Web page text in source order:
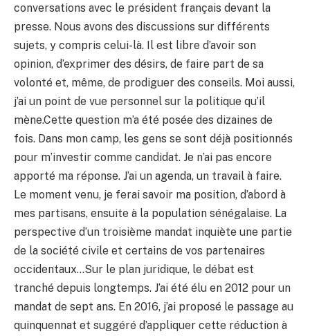
conversations avec le président français devant la
presse. Nous avons des discussions sur différents
sujets, y compris celui-là. Il est libre d’avoir son
opinion, d’exprimer des désirs, de faire part de sa
volonté et, même, de prodiguer des conseils. Moi aussi,
j’ai un point de vue personnel sur la politique qu’il
mène.Cette question m’a été posée des dizaines de
fois. Dans mon camp, les gens se sont déjà positionnés
pour m’investir comme candidat. Je n’ai pas encore
apporté ma réponse. J’ai un agenda, un travail à faire.
Le moment venu, je ferai savoir ma position, d’abord à
mes partisans, ensuite à la population sénégalaise. La
perspective d’un troisième mandat inquiète une partie
de la société civile et certains de vos partenaires
occidentaux…Sur le plan juridique, le débat est
tranché depuis longtemps. J’ai été élu en 2012 pour un
mandat de sept ans. En 2016, j’ai proposé le passage au
quinquennat et suggéré d’appliquer cette réduction à